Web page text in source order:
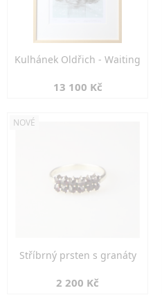
Kulhánek Oldřich - Waiting
13 100 Kč
NOVÉ
Stříbrný prsten s granáty
2 200 Kč